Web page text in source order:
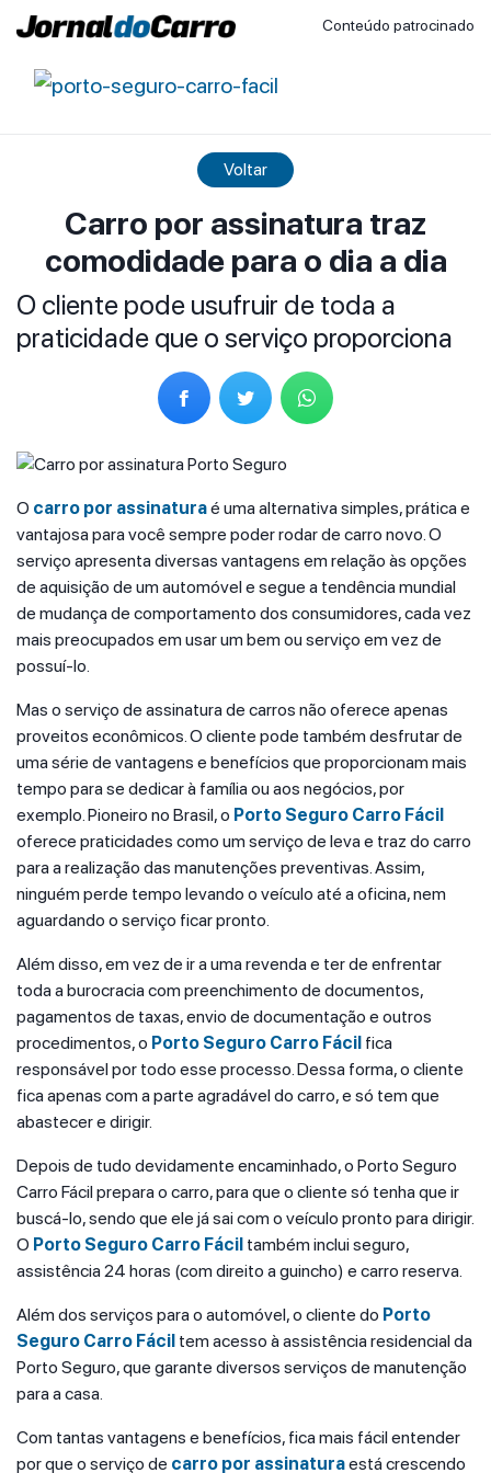
Conteúdo patrocinado
Voltar
Carro por assinatura traz
comodidade para o dia a dia
O cliente pode usufruir de toda a
praticidade que o serviço proporciona
O carro por assinaturaé uma alternativa simples, prática e
vantajosa para você sempre poder rodar de carro novo. O
serviço apresenta diversas vantagens em relação às opções
de aquisição de um automóvel e segue a tendência mundial
de mudança de comportamento dos consumidores, cada vez
mais preocupados em usar um bem ou serviço em vez de
possuí-lo.
Mas o serviço de assinatura de carros não oferece apenas
proveitos econômicos. O cliente pode também desfrutar de
uma série de vantagens e benefícios que proporcionam mais
tempo para se dedicar à família ou aos negócios, por
exemplo. Pioneiro no Brasil, o Porto Seguro Carro Fácil
oferece praticidades como um serviço de leva e traz do carro
para a realização das manutenções preventivas. Assim,
ninguém perde tempo levando o veículo até a oficina, nem
aguardando o serviço ficar pronto.
Além disso, em vez de ir a uma revenda e ter de enfrentar
toda a burocracia com preenchimento de documentos,
pagamentos de taxas, envio de documentação e outros
procedimentos, o Porto Seguro Carro Fácil fica
responsável por todo esse processo. Dessa forma, o cliente
fica apenas com a parte agradável do carro, e só tem que
abastecer e dirigir.
Depois de tudo devidamente encaminhado,o Porto Seguro
Carro Fácil prepara o carro, para que o cliente só tenha que ir
buscá-lo, sendo que ele já sai com o veículo pronto para dirigir.
O Porto Seguro Carro Fácil também inclui seguro,
assistência 24 horas (com direito a guincho) e carro reserva.
Além dos serviços para o automóvel, o cliente do Porto
Seguro Carro Fácil tem acesso à assistência residencial da
Porto Seguro, que garante diversos serviços de manutenção
para a casa.
Com tantas vantagens e benefícios, fica mais fácil entender
por que o serviço de carro por assinaturaestá crescendo